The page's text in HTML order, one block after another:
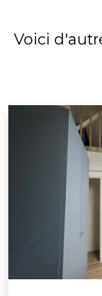
Voici